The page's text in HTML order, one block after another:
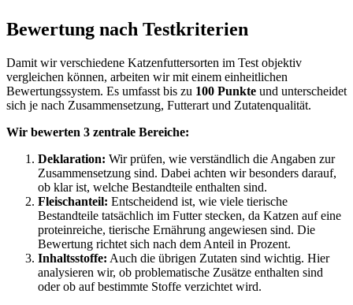
Bewertung nach Testkriterien
Damit wir verschiedene Katzenfuttersorten im Test objektiv
vergleichen können, arbeiten wir mit einem einheitlichen
Bewertungssystem. Es umfasst bis zu 100 Punkte und unterscheidet
sich je nach Zusammensetzung, Futterart und Zutatenqualität.
Wir bewerten 3 zentrale Bereiche:
Deklaration: Wir prüfen, wie verständlich die Angaben zur
Zusammensetzung sind. Dabei achten wir besonders darauf,
ob klar ist, welche Bestandteile enthalten sind.
Fleischanteil: Entscheidend ist, wie viele tierische
Bestandteile tatsächlich im Futter stecken, da Katzen auf eine
proteinreiche, tierische Ernährung angewiesen sind. Die
Bewertung richtet sich nach dem Anteil in Prozent.
Inhaltsstoffe: Auch die übrigen Zutaten sind wichtig. Hier
analysieren wir, ob problematische Zusätze enthalten sind
oder ob auf bestimmte Stoffe verzichtet wird.